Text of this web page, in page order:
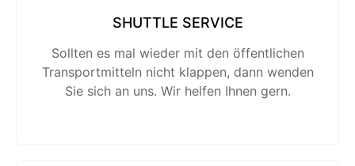
SHUTTLE SERVICE
Sollten es mal wieder mit den öffentlichen
Transport­mitteln nicht klappen, dann wenden
Sie sich an uns. Wir helfen Ihnen gern.